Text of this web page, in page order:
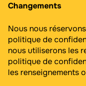
Changements
Nous nous
politique de
nous utiliserons les
politique de
les renseignements